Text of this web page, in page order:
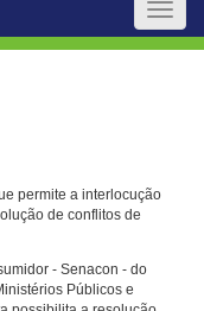
Toggle
permite a interlocução
de conflitos de
- Senacon - do
Públicos e